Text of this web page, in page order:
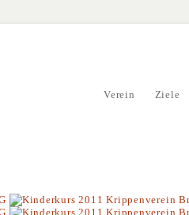
Verein Ziele